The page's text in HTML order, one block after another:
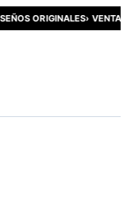
ORIGINALES› VENTA